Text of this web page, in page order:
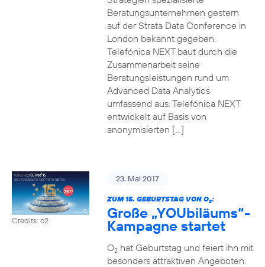
Beratungsunternehmen gestern
auf der Strata Data Conference in
London bekannt gegeben.
Telefónica NEXT baut durch die
Zusammenarbeit seine
Beratungsleistungen rund um
Advanced Data Analytics
umfassend aus. Telefónica NEXT
entwickelt auf Basis von
anonymisierten […]
Credits: o2
23. Mai 2017
ZUM 15. GEBURTSTAG VON O2:
Große „YOUbiläums“-
Kampagne startet
O2hat Geburtstag und feiert ihn mit
besonders attraktiven Angeboten.